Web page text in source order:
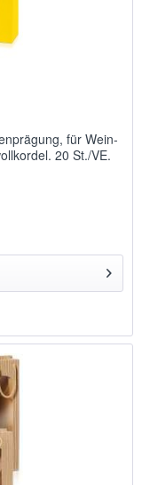
für Wein-
20 St./VE.